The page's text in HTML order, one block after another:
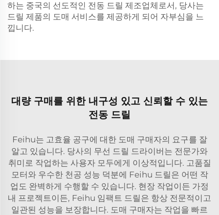
하는 중국의 선도적인 전동 드릴 제조업체로서, 당사는
드릴 제품의 도매 서비스를 제공하게 되어 자부심을 느
낍니다.
대량 구매를 위한 내구성 있고 신뢰할 수 있는
전동 드릴
Feihu는 고효율 공구에 대한 도매 구매자의 요구를 잘
알고 있습니다. 당사의 무선 드릴 드라이버는 전문가와
취미로 작업하는 사용자 모두에게 이상적입니다. 고품질
모터와 우수한 천공 성능 덕분에 Feihu 드릴은 어떤 작
업도 완벽하게 수행할 수 있습니다. 현장 작업이든 가정
내 프로젝트이든, Feihu 임팩트 드릴은 항상 전문적이고
일관된 성능을 보장합니다. 도매 구매자는 작업을 빠르